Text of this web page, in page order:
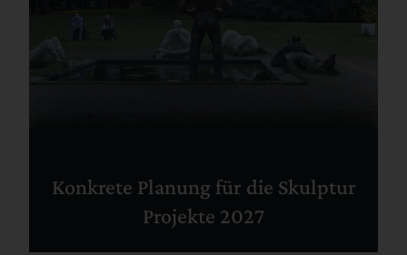
Konkrete Planung für die Skulptur
Projekte 2027